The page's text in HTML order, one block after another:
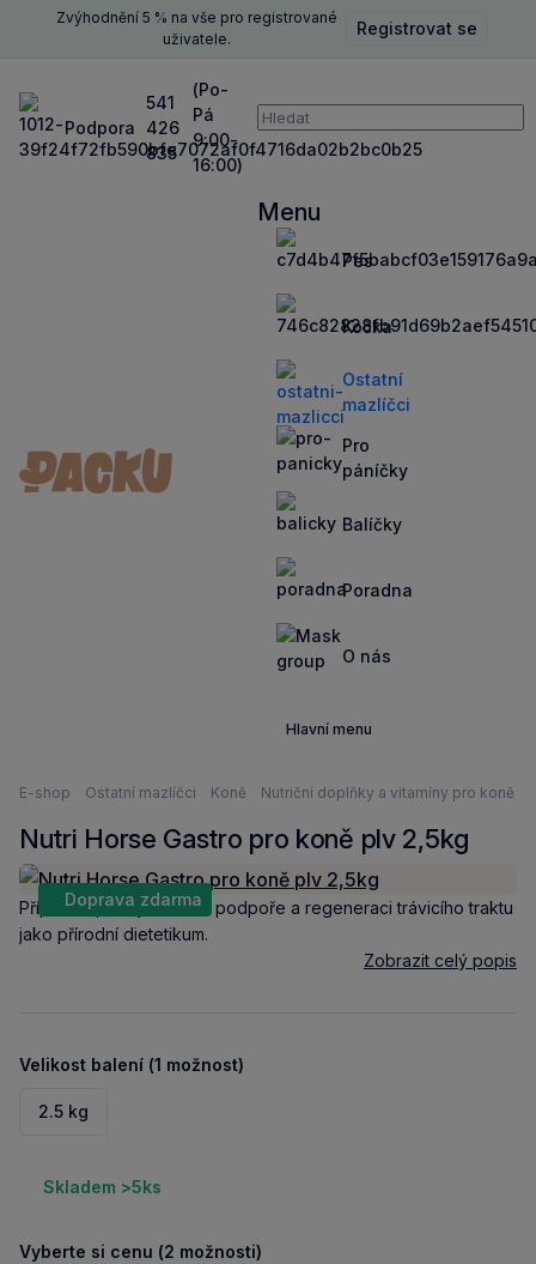
Zvýhodnění 5 % na vše pro registrované
uživatele.
Registrovat se
Podpora
541
426
835
(Po-
Pá
9:00-
16:00)
Vyhledávání
Menu
Pes
ZobrazitZobrazit
Kočka
ZobrazitZobrazit
Ostatní
mazlíčci
Pro
páníčky
Balíčky
Poradna
O nás
Hlavní menu
Nacházíte
zde:
E-shop Ostatní mazlíčci Koně Nutriční doplňky a vitamíny pro koně
Nutri Horse Gastro pro koně plv 2,5kg
Doprava zdarma
Přípravek, který slouží k podpoře a regeneraci trávicího traktu
jako přírodní dietetikum.
Zobrazit celý popis
Velikost balení (1 možnost)
2.5 kg
Skladem >5ks
Vyberte si cenu (2 možnosti)